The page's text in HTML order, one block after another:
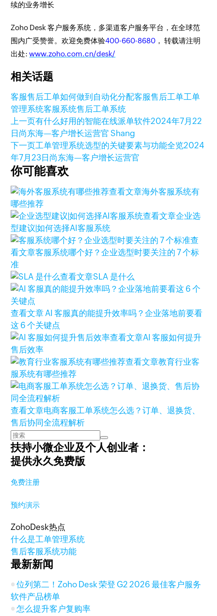
续的业务增长
Zoho Desk 客户服务系统，多渠道客户服务平台，在全球范
围内广受赞誉。欢迎免费体验400-660-8680 ， 转载请注明
出处:www.zoho.com.cn/desk/
相关话题
客服售后工单如何做到自动化分配客服售后工单工单
管理系统客服系统售后工单系统
上一页有什么好用的智能在线派单软件2024年7月22
日 尚东海—客户增长运营官 Shang
下一页工单管理系统选型的关键要素与功能全览2024
年7月23日 尚东海—客户增长运营官
你可能喜欢
查看文章海外客服系统有
哪些推荐
查看文章企业选
型建议|如何选择AI客服系统
查
看文章客服系统哪个好？企业选型时要关注的 7 个标
准
查看文章SLA 是什么
查看文章AI 客服真的能提升效率吗？企业落地前要看
这 6 个关键点
查看文章AI 客服如何提升
售后效率
查看文章教育行业客
服系统有哪些推荐
查看文章电商客服工单系统怎么选？订单、退换货、
售后协同全流程解析
扶持小微企业及个人创业者：
提供永久免费版
免费注册
预约演示
ZohoDesk热点
什么是工单管理系统
售后客服系统功能
最新新闻
位列第二！Zoho Desk 荣登 G2 2026 最佳客户服务
软件产品榜单
怎么提升客户复购率